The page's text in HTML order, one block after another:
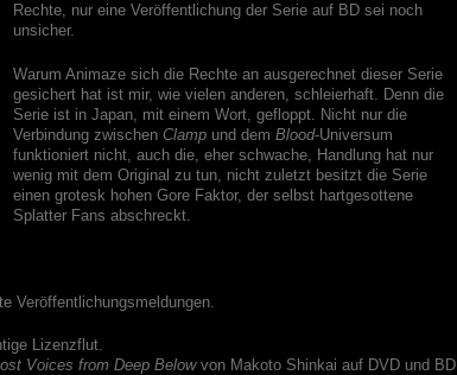
Rechte, nur eine Veröffentlichung der Serie auf BD sei noch
unsicher.
Warum Animaze sich die Rechte an ausgerechnet dieser Serie
gesichert hat ist mir, wie vielen anderen, schleierhaft. Denn die
Serie ist in Japan, mit einem Wort, gefloppt. Nicht nur die
Verbindung zwischen Clamp und dem Blood-Universum
funktioniert nicht, auch die, eher schwache, Handlung hat nur
wenig mit dem Original zu tun, nicht zuletzt besitzt die Serie
einen grotesk hohen Gore Faktor, der selbst hartgesottene
Splatter Fans abschreckt.
Veröffentlichungsmeldungen.
Lizenzflut.
Voices from Deep Belowvon Makoto Shinkai auf DVD und BD